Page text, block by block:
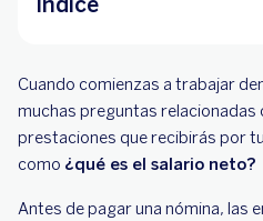
Ejemplo de salario
Cuando comienzas a trabajar
muchas preguntas relacionadas
prestaciones que recibirás por
como ¿qué es el salario neto?
Antes de pagar una nómina, las